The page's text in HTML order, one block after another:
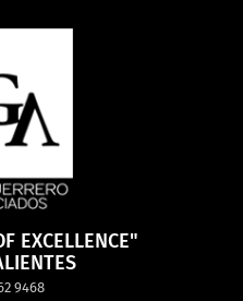
EXCELLENCE"
9468